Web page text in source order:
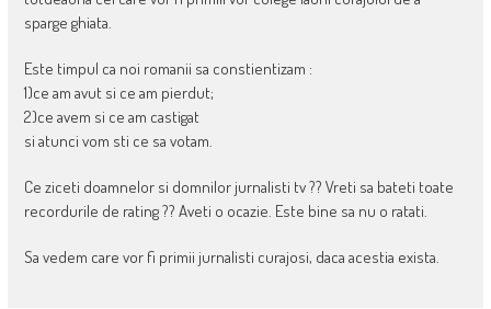
sparge ghiata.
Este timpul ca noi romanii sa constientizam :
1)ce am avut si ce am pierdut;
2)ce avem si ce am castigat
si atunci vom sti ce sa votam.
Ce ziceti doamnelor si domnilor jurnalisti tv ?? Vreti sa bateti toate
recordurile de rating ?? Aveti o ocazie. Este bine sa nu o ratati.
Sa vedem care vor fi primii jurnalisti curajosi, daca acestia exista.